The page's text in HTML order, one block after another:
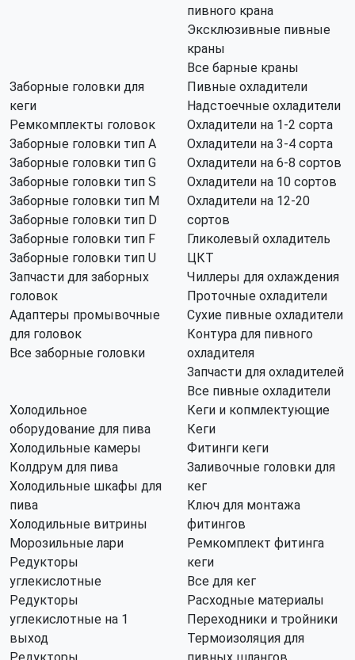
пивного крана
Эксклюзивные пивные
краны
Все барные краны
Заборные головки для
кеги
Ремкомплекты головок
Заборные головки тип А
Заборные головки тип G
Заборные головки тип S
Заборные головки тип M
Заборные головки тип D
Заборные головки тип F
Заборные головки тип U
Запчасти для заборных
головок
Адаптеры промывочные
для головок
Все заборные головки
Пивные охладители
Надстоечные охладители
Охладители на 1-2 сорта
Охладители на 3-4 сорта
Охладители на 6-8 сортов
Охладители на 10 сортов
Охладители на 12-20
сортов
Гликолевый охладитель
ЦКТ
Чиллеры для охлаждения
Проточные охладители
Сухие пивные охладители
Контура для пивного
охладителя
Запчасти для охладителей
Все пивные охладители
Холодильное
оборудование для пива
Холодильные камеры
Колдрум для пива
Холодильные шкафы для
пива
Холодильные витрины
Морозильные лари
Редукторы
углекислотные
Редукторы
углекислотные на 1
выход
Кеги и копмлектующие
Кеги
Фитинги кеги
Заливочные головки для
кег
Ключ для монтажа
фитингов
Ремкомплект фитинга
кеги
Все для кег
Расходные материалы
Переходники и тройники
Термоизоляция для